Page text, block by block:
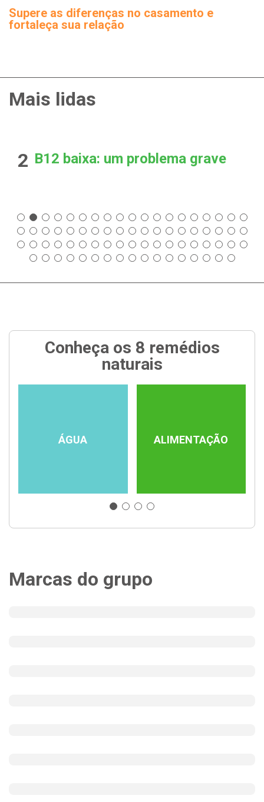
Supere as diferenças no casamento e
fortaleça sua relação
Mais lidas
2 B12 baixa: um problema grave
Conheça os 8 remédios
naturais
ÁGUA ALIMENTAÇÃO
Marcas do grupo